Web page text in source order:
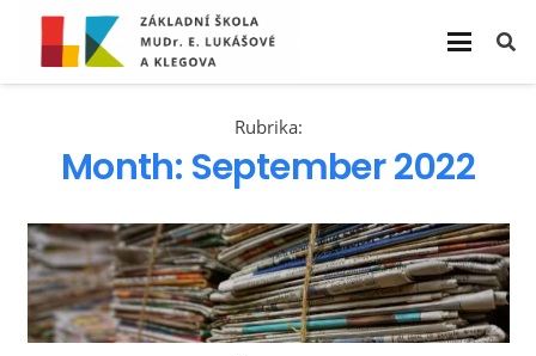
Rubrika:
Month: September 2022